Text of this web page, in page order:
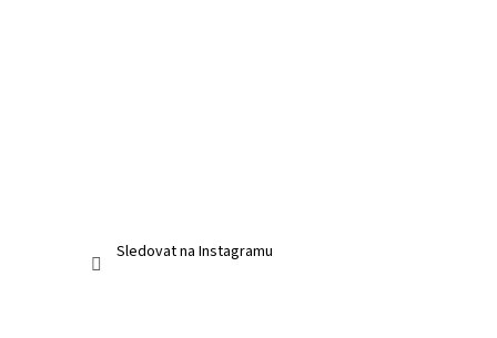
Sledovat na Instagramu